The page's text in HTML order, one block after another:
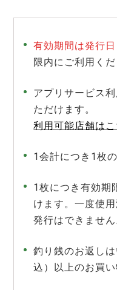
有効期間は発行
限内にご利用くだ
アプリサービス
ただけます。
利用可能店舗はこ
1会計につき1枚
1枚につき有効期
けます。一度使
発行はできません
釣り銭のお返し
込）以上のお買